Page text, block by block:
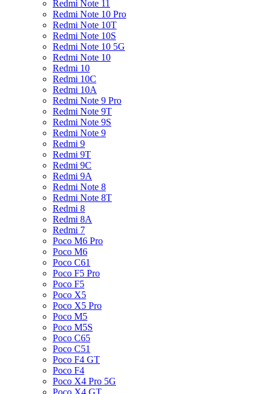
Redmi Note 11
Redmi Note 10 Pro
Redmi Note 10T
Redmi Note 10S
Redmi Note 10 5G
Redmi Note 10
Redmi 10
Redmi 10C
Redmi 10A
Redmi Note 9 Pro
Redmi Note 9T
Redmi Note 9S
Redmi Note 9
Redmi 9
Redmi 9T
Redmi 9C
Redmi 9A
Redmi Note 8
Redmi Note 8T
Redmi 8
Redmi 8A
Redmi 7
Poco M6 Pro
Poco M6
Poco C61
Poco F5 Pro
Poco F5
Poco X5
Poco X5 Pro
Poco M5
Poco M5S
Poco C65
Poco C51
Poco F4 GT
Poco F4
Poco X4 Pro 5G
Poco X4 GT